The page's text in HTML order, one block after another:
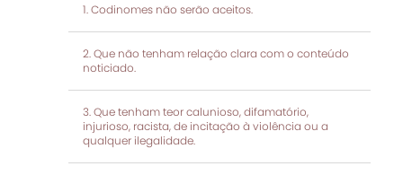
Codinomes não serão aceitos.
Que não tenham relação clara com o conteúdo
noticiado.
Que tenham teor calunioso, difamatório,
injurioso, racista, de incitação à violência ou a
qualquer ilegalidade.